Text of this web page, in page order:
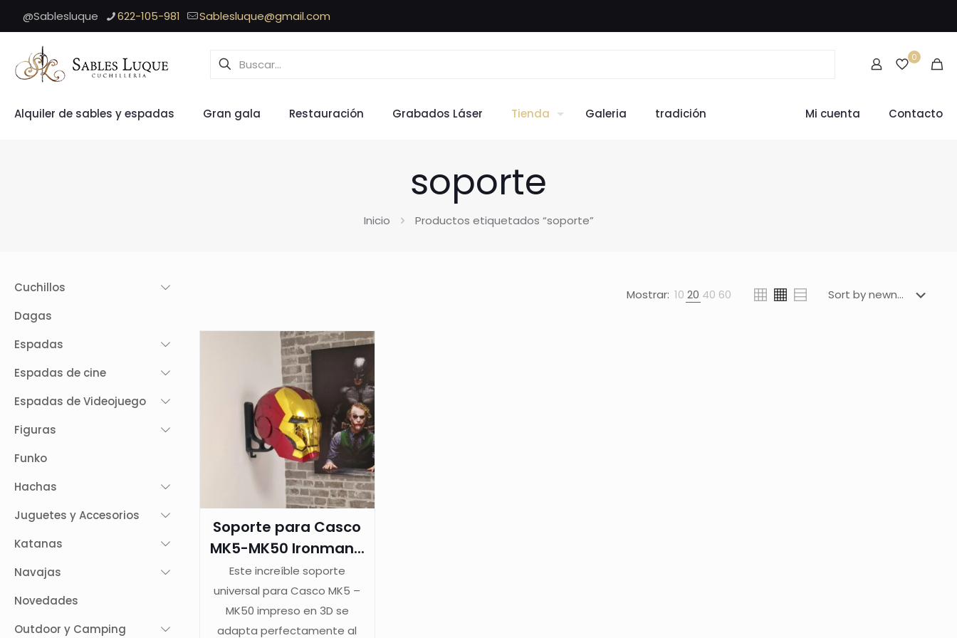
@Sablesluque 622-105-981 Sablesluque@gmail.com
0
Alquiler de sables y espadas Gran gala Restauración Grabados Láser Tienda Galeria tradición Mi cuenta Contacto
soporte
Inicio Productos etiquetados “soporte”
Mostrar: 10 20 40 60
Soporte para Casco
MK5-MK50 Ironman...
Este increíble soporte
universal para Casco MK5 –
MK50 impreso en 3D se
adapta perfectamente al
Cuchillos
Dagas
Espadas
Espadas de cine
Espadas de Videojuego
Figuras
Funko
Hachas
Juguetes y Accesorios
Katanas
Navajas
Novedades
Outdoor y Camping